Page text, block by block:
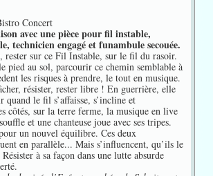
Concert
avec une pièce pour fil instable,
technicien engagé et funambule secouée.
rester sur ce Fil Instable, sur le fil du rasoir.
pied au sol, parcourir ce chemin semblable à
les risques à prendre, le tout en musique.
résister, rester libre ! En guerrière, elle
quand le fil s’affaisse, s’incline et
côtés, sur la terre ferme, la musique en live
et une chanteuse joue avec ses tripes.
un nouvel équilibre. Ces deux
en parallèle... Mais s’influencent, qu’ils le
à sa façon dans une lutte absurde